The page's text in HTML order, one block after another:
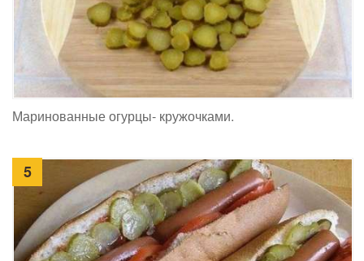
Маринованные огурцы- кружочками.
5